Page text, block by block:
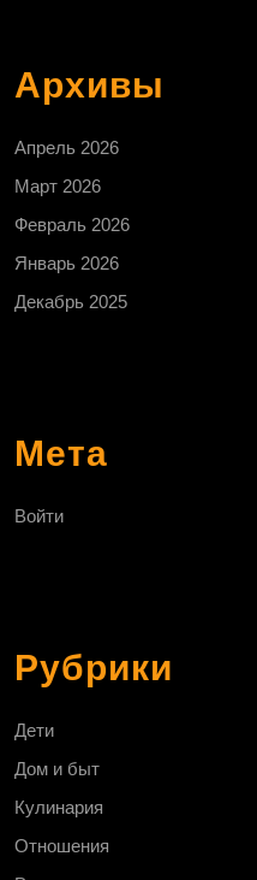
Архивы
Апрель 2026
Март 2026
Февраль 2026
Январь 2026
Декабрь 2025
Мета
Войти
Рубрики
Дети
Дом и быт
Кулинария
Отношения